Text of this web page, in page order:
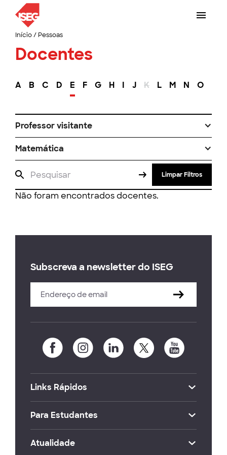
Início/ Pessoas
Docentes
A B C D E F G H I J K L M N O
Professor visitante
Matemática
Limpar Filtros
Não foram encontrados docentes.
Subscreva a newsletter do ISEG
Links Rápidos
Para Estudantes
Atualidade